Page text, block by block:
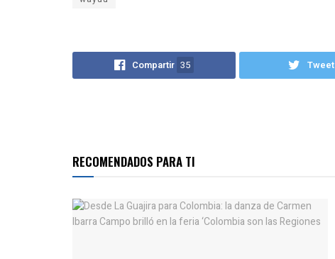
Compartir 35 Tweet
RECOMENDADOS PARA TI